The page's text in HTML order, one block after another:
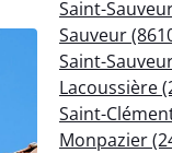
Saint-
Sauveur
Saint-
Lacoussière
Saint-
Monpazier